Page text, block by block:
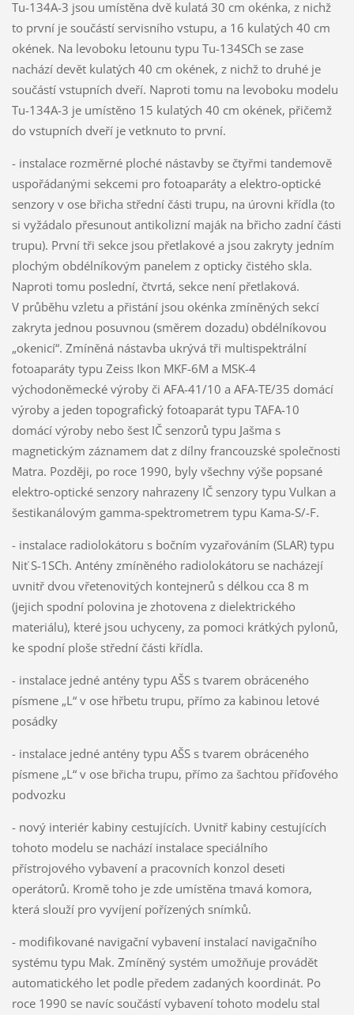
Tu-134A-3 jsou umístěna dvě kulatá 30 cm okénka, z nichž
to první je součástí servisního vstupu, a 16 kulatých 40 cm
okének. Na levoboku letounu typu Tu-134SCh se zase
nachází devět kulatých 40 cm okének, z nichž to druhé je
součástí vstupních dveří. Naproti tomu na levoboku modelu
Tu-134A-3 je umístěno 15 kulatých 40 cm okének, přičemž
do vstupních dveří je vetknuto to první.
- instalace rozměrné ploché nástavby se čtyřmi tandemově
uspořádanými sekcemi pro fotoaparáty a elektro-optické
senzory v ose břicha střední části trupu, na úrovni křídla (to
si vyžádalo přesunout antikolizní maják na břicho zadní části
trupu). První tři sekce jsou přetlakové a jsou zakryty jedním
plochým obdélníkovým panelem z opticky čistého skla.
Naproti tomu poslední, čtvrtá, sekce není přetlaková.
V průběhu vzletu a přistání jsou okénka zmíněných sekcí
zakryta jednou posuvnou (směrem dozadu) obdélníkovou
„okenicí“. Zmíněná nástavba ukrývá tři multispektrální
fotoaparáty typu Zeiss Ikon MKF-6M a MSK-4
východoněmecké výroby či AFA-41/10 a AFA-TE/35 domácí
výroby a jeden topografický fotoaparát typu TAFA-10
domácí výroby nebo šest IČ senzorů typu Jašma s
magnetickým záznamem dat z dílny francouzské společnosti
Matra. Později, po roce 1990, byly všechny výše popsané
elektro-optické senzory nahrazeny IČ senzory typu Vulkan a
šestikanálovým gamma-spektrometrem typu Kama-S/-F.
- instalace radiolokátoru s bočním vyzařováním (SLAR) typu
Niť S-1SCh. Antény zmíněného radiolokátoru se nacházejí
uvnitř dvou vřetenovitých kontejnerů s délkou cca 8 m
(jejich spodní polovina je zhotovena z dielektrického
materiálu), které jsou uchyceny, za pomoci krátkých pylonů,
ke spodní ploše střední části křídla.
- instalace jedné antény typu AŠS s tvarem obráceného
písmene „L“ v ose hřbetu trupu, přímo za kabinou letové
posádky
- instalace jedné antény typu AŠS s tvarem obráceného
písmene „L“ v ose břicha trupu, přímo za šachtou příďového
podvozku
- nový interiér kabiny cestujících. Uvnitř kabiny cestujících
tohoto modelu se nachází instalace speciálního
přístrojového vybavení a pracovních konzol deseti
operátorů. Kromě toho je zde umístěna tmavá komora,
která slouží pro vyvíjení pořízených snímků.
- modifikované navigační vybavení instalací navigačního
systému typu Mak. Zmíněný systém umožňuje provádět
automatického let podle předem zadaných koordinát. Po
roce 1990 se navíc součástí vybavení tohoto modelu stal